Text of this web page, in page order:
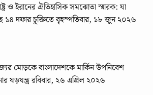
ও ইরানের ঐতিহাসিক সমঝোতা স্মারক: যা
১৪ দফার চুক্তিতেবৃহস্পতিবার, ১৮ জুন ২০২৬
মোড়কে বাংলাদেশকে মার্কিন উপনিবেশ
ষড়যন্ত্ররবিবার, ২৬ এপ্রিল ২০২৬